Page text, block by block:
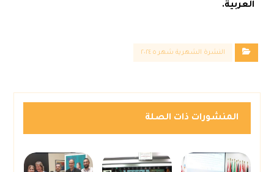
العربية.
النشرة الشهرية شهر ٥ ٢٠٢٤
المنشورات ذات الصلة